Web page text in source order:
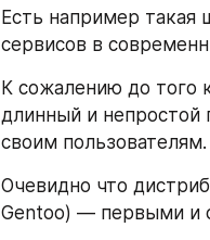
Есть например такая
сервисов в
К сожалению до того
длинный и непростой
своим пользователям.
Очевидно что
Gentoo) — первыми и